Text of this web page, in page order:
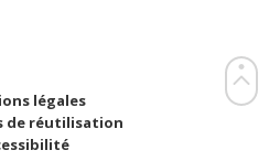
légales
de réutilisation